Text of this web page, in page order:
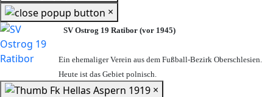
×
SV Ostrog 19 Ratibor (vor 1945)
Ein ehemaliger Verein aus dem Fußball-Bezirk Oberschlesien.
Heute ist das Gebiet polnisch.
×